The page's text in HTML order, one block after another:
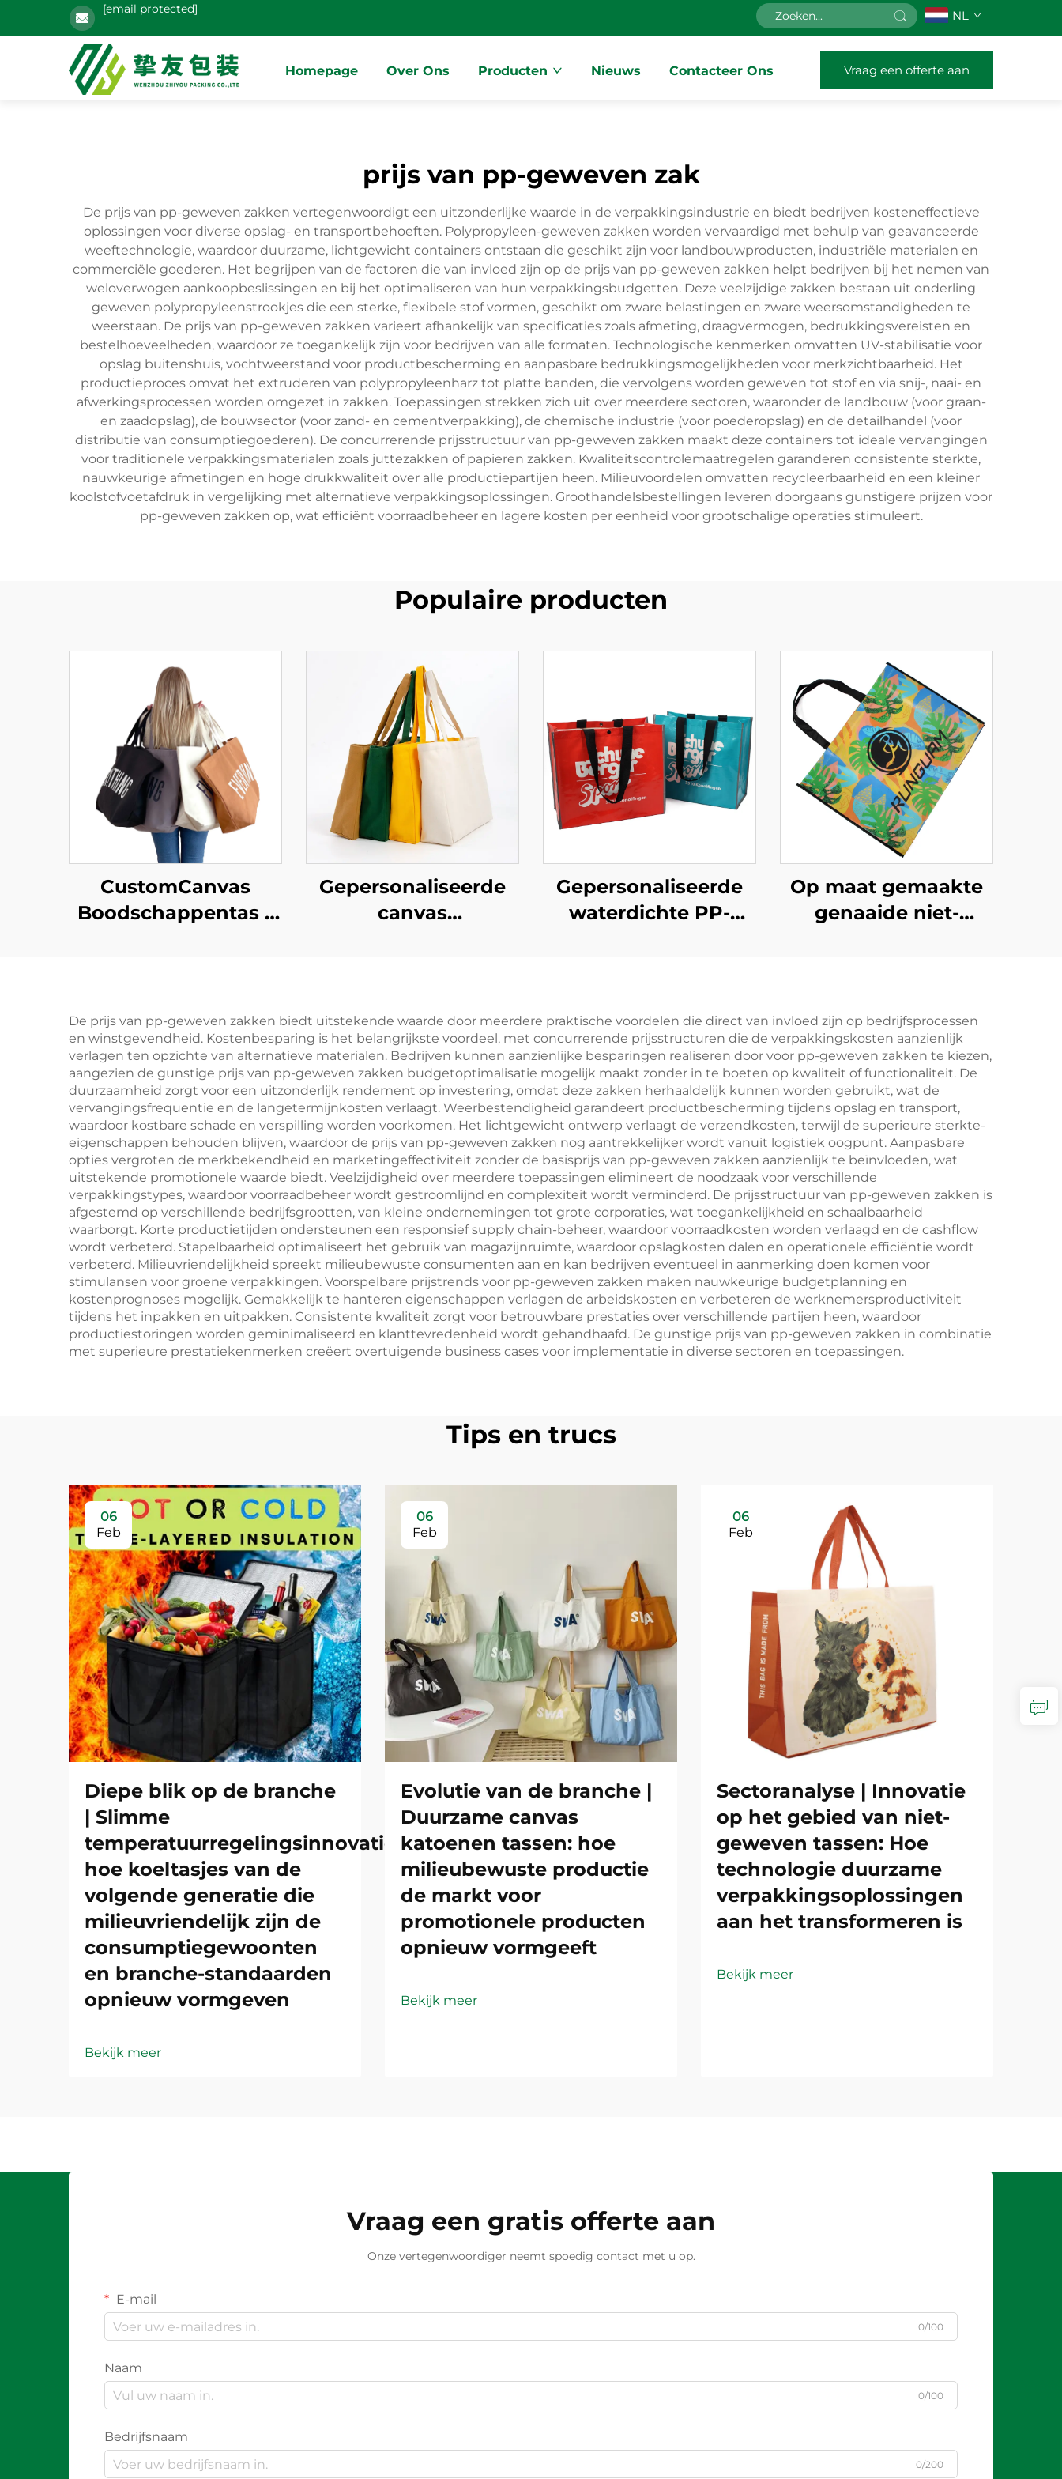
[email protected] NL
Homepage Over Ons Producten Nieuws Contacteer Ons Vraag een offerte aan
prijs van pp-geweven zak
De prijs van pp-geweven zakken vertegenwoordigt een uitzonderlijke waarde in de verpakkingsindustrie en biedt bedrijven kosteneffectieve
oplossingen voor diverse opslag- en transportbehoeften. Polypropyleen-geweven zakken worden vervaardigd met behulp van geavanceerde
weeftechnologie, waardoor duurzame, lichtgewicht containers ontstaan die geschikt zijn voor landbouwproducten, industriële materialen en
commerciële goederen. Het begrijpen van de factoren die van invloed zijn op de prijs van pp-geweven zakken helpt bedrijven bij het nemen van
weloverwogen aankoopbeslissingen en bij het optimaliseren van hun verpakkingsbudgetten. Deze veelzijdige zakken bestaan uit onderling
geweven polypropyleenstrookjes die een sterke, flexibele stof vormen, geschikt om zware belastingen en zware weersomstandigheden te
weerstaan. De prijs van pp-geweven zakken varieert afhankelijk van specificaties zoals afmeting, draagvermogen, bedrukkingsvereisten en
bestelhoeveelheden, waardoor ze toegankelijk zijn voor bedrijven van alle formaten. Technologische kenmerken omvatten UV-stabilisatie voor
opslag buitenshuis, vochtweerstand voor productbescherming en aanpasbare bedrukkingsmogelijkheden voor merkzichtbaarheid. Het
productieproces omvat het extruderen van polypropyleenharz tot platte banden, die vervolgens worden geweven tot stof en via snij-, naai- en
afwerkingsprocessen worden omgezet in zakken. Toepassingen strekken zich uit over meerdere sectoren, waaronder de landbouw (voor graan-
en zaadopslag), de bouwsector (voor zand- en cementverpakking), de chemische industrie (voor poederopslag) en de detailhandel (voor
distributie van consumptiegoederen). De concurrerende prijsstructuur van pp-geweven zakken maakt deze containers tot ideale vervangingen
voor traditionele verpakkingsmaterialen zoals juttezakken of papieren zakken. Kwaliteitscontrolemaatregelen garanderen consistente sterkte,
nauwkeurige afmetingen en hoge drukkwaliteit over alle productiepartijen heen. Milieuvoordelen omvatten recycleerbaarheid en een kleiner
koolstofvoetafdruk in vergelijking met alternatieve verpakkingsoplossingen. Groothandelsbestellingen leveren doorgaans gunstigere prijzen voor
pp-geweven zakken op, wat efficiënt voorraadbeheer en lagere kosten per eenheid voor grootschalige operaties stimuleert.
Populaire producten
CustomCanvas
Boodschappentas –
Gepersonaliseerde
canvas
gepersonaliseerde
merchandising
Gepersonaliseerde
waterdichte PP-
milieuvriendelijke
gemerkte
draagzakken voor
mode-retail
Op maat gemaakte
genaaide niet-
opvallend gemerkt
merchandising voor
B2B
De prijs van pp-geweven zakken biedt uitstekende waarde door meerdere praktische voordelen die direct van invloed zijn op bedrijfsprocessen
en winstgevendheid. Kostenbesparing is het belangrijkste voordeel, met concurrerende prijsstructuren die de verpakkingskosten aanzienlijk
verlagen ten opzichte van alternatieve materialen. Bedrijven kunnen aanzienlijke besparingen realiseren door voor pp-geweven zakken te kiezen,
aangezien de gunstige prijs van pp-geweven zakken budgetoptimalisatie mogelijk maakt zonder in te boeten op kwaliteit of functionaliteit. De
duurzaamheid zorgt voor een uitzonderlijk rendement op investering, omdat deze zakken herhaaldelijk kunnen worden gebruikt, wat de
vervangingsfrequentie en de langetermijnkosten verlaagt. Weerbestendigheid garandeert productbescherming tijdens opslag en transport,
waardoor kostbare schade en verspilling worden voorkomen. Het lichtgewicht ontwerp verlaagt de verzendkosten, terwijl de superieure sterkte-
eigenschappen behouden blijven, waardoor de prijs van pp-geweven zakken nog aantrekkelijker wordt vanuit logistiek oogpunt. Aanpasbare
opties vergroten de merkbekendheid en marketingeffectiviteit zonder de basisprijs van pp-geweven zakken aanzienlijk te beïnvloeden, wat
uitstekende promotionele waarde biedt. Veelzijdigheid over meerdere toepassingen elimineert de noodzaak voor verschillende
verpakkingstypes, waardoor voorraadbeheer wordt gestroomlijnd en complexiteit wordt verminderd. De prijsstructuur van pp-geweven zakken is
afgestemd op verschillende bedrijfsgrootten, van kleine ondernemingen tot grote corporaties, wat toegankelijkheid en schaalbaarheid
waarborgt. Korte productietijden ondersteunen een responsief supply chain-beheer, waardoor voorraadkosten worden verlaagd en de cashflow
wordt verbeterd. Stapelbaarheid optimaliseert het gebruik van magazijnruimte, waardoor opslagkosten dalen en operationele efficiëntie wordt
verbeterd. Milieuvriendelijkheid spreekt milieubewuste consumenten aan en kan bedrijven eventueel in aanmerking doen komen voor
stimulansen voor groene verpakkingen. Voorspelbare prijstrends voor pp-geweven zakken maken nauwkeurige budgetplanning en
kostenprognoses mogelijk. Gemakkelijk te hanteren eigenschappen verlagen de arbeidskosten en verbeteren de werknemersproductiviteit
tijdens het inpakken en uitpakken. Consistente kwaliteit zorgt voor betrouwbare prestaties over verschillende partijen heen, waardoor
productiestoringen worden geminimaliseerd en klanttevredenheid wordt gehandhaafd. De gunstige prijs van pp-geweven zakken in combinatie
met superieure prestatiekenmerken creëert overtuigende business cases voor implementatie in diverse sectoren en toepassingen.
Tips en trucs
06
Feb
Diepe blik op de branche
| Slimme
temperatuurregelingsinnovatie:
hoe koeltasjes van de
volgende generatie die
milieuvriendelijk zijn de
consumptiegewoonten
en branche-standaarden
opnieuw vormgeven
Bekijk meer
06
Feb
Evolutie van de branche |
Duurzame canvas
katoenen tassen: hoe
milieubewuste productie
de markt voor
promotionele producten
opnieuw vormgeeft
Bekijk meer
06
Feb
Sectoranalyse | Innovatie
op het gebied van niet-
geweven tassen: Hoe
technologie duurzame
verpakkingsoplossingen
aan het transformeren is
Bekijk meer
Vraag een gratis offerte aan
Onze vertegenwoordiger neemt spoedig contact met u op.
E-mail
0/100
Naam
0/100
Bedrijfsnaam
0/200